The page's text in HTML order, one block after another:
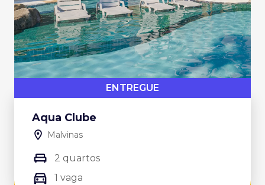
ENTREGUE
Aqua Clube
Malvinas
2 quartos
1 vaga